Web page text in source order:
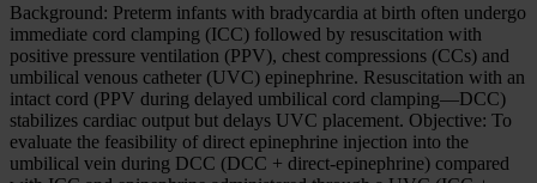
Background: Preterm infants with bradycardia at birth often undergo
immediate cord clamping (ICC) followed by resuscitation with
positive pressure ventilation (PPV), chest compressions (CCs) and
umbilical venous catheter (UVC) epinephrine. Resuscitation with an
intact cord (PPV during delayed umbilical cord clamping—DCC)
stabilizes cardiac output but delays UVC placement. Objective: To
evaluate the feasibility of direct epinephrine injection into the
umbilical vein during DCC (DCC + direct-epinephrine) compared